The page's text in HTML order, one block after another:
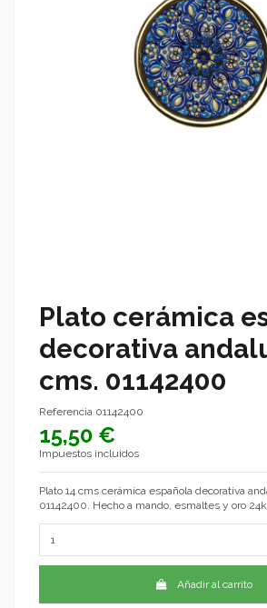
Plato cerámica
decorativa
cms. 01142400
Referencia 01142400
15,50 €
Impuestos incluidos
Plato 14 cms cerámica española decorativa
01142400. Hecho a mando, esmaltes y oro
Añadir al carrito